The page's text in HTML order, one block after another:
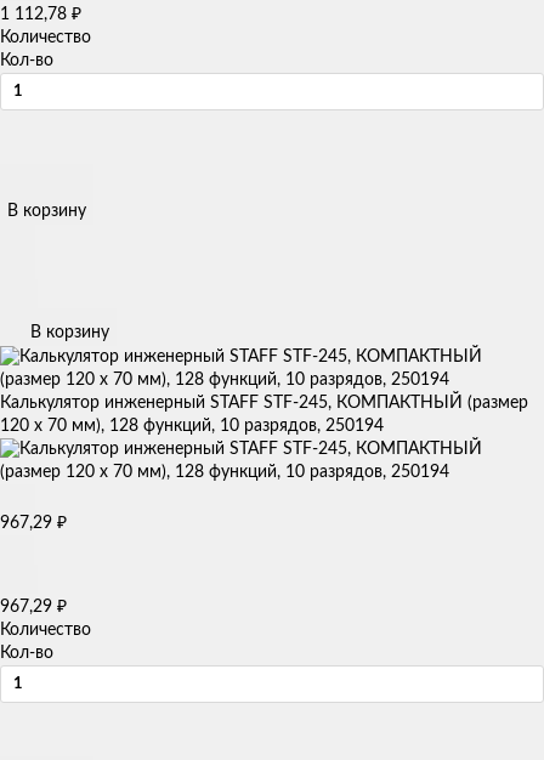
1 112,78 ₽
Количество
Кол-во
В корзину
В корзину
Калькулятор инженерный STAFF STF-245, КОМПАКТНЫЙ (размер
120 х 70 мм), 128 функций, 10 разрядов, 250194
967,29 ₽
967,29 ₽
Количество
Кол-во